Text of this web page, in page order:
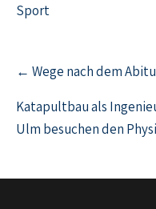
Sport
← Wege nach dem
Katapultbau als
Ulm besuchen den